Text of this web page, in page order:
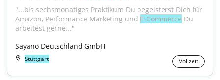
"...bis sechsmonatiges Praktikum Du begeisterst Dich für
Amazon, Performance Marketing und E-Commerce Du
arbeitest gerne..."
Sayano Deutschland GmbH
Stuttgart Vollzeit